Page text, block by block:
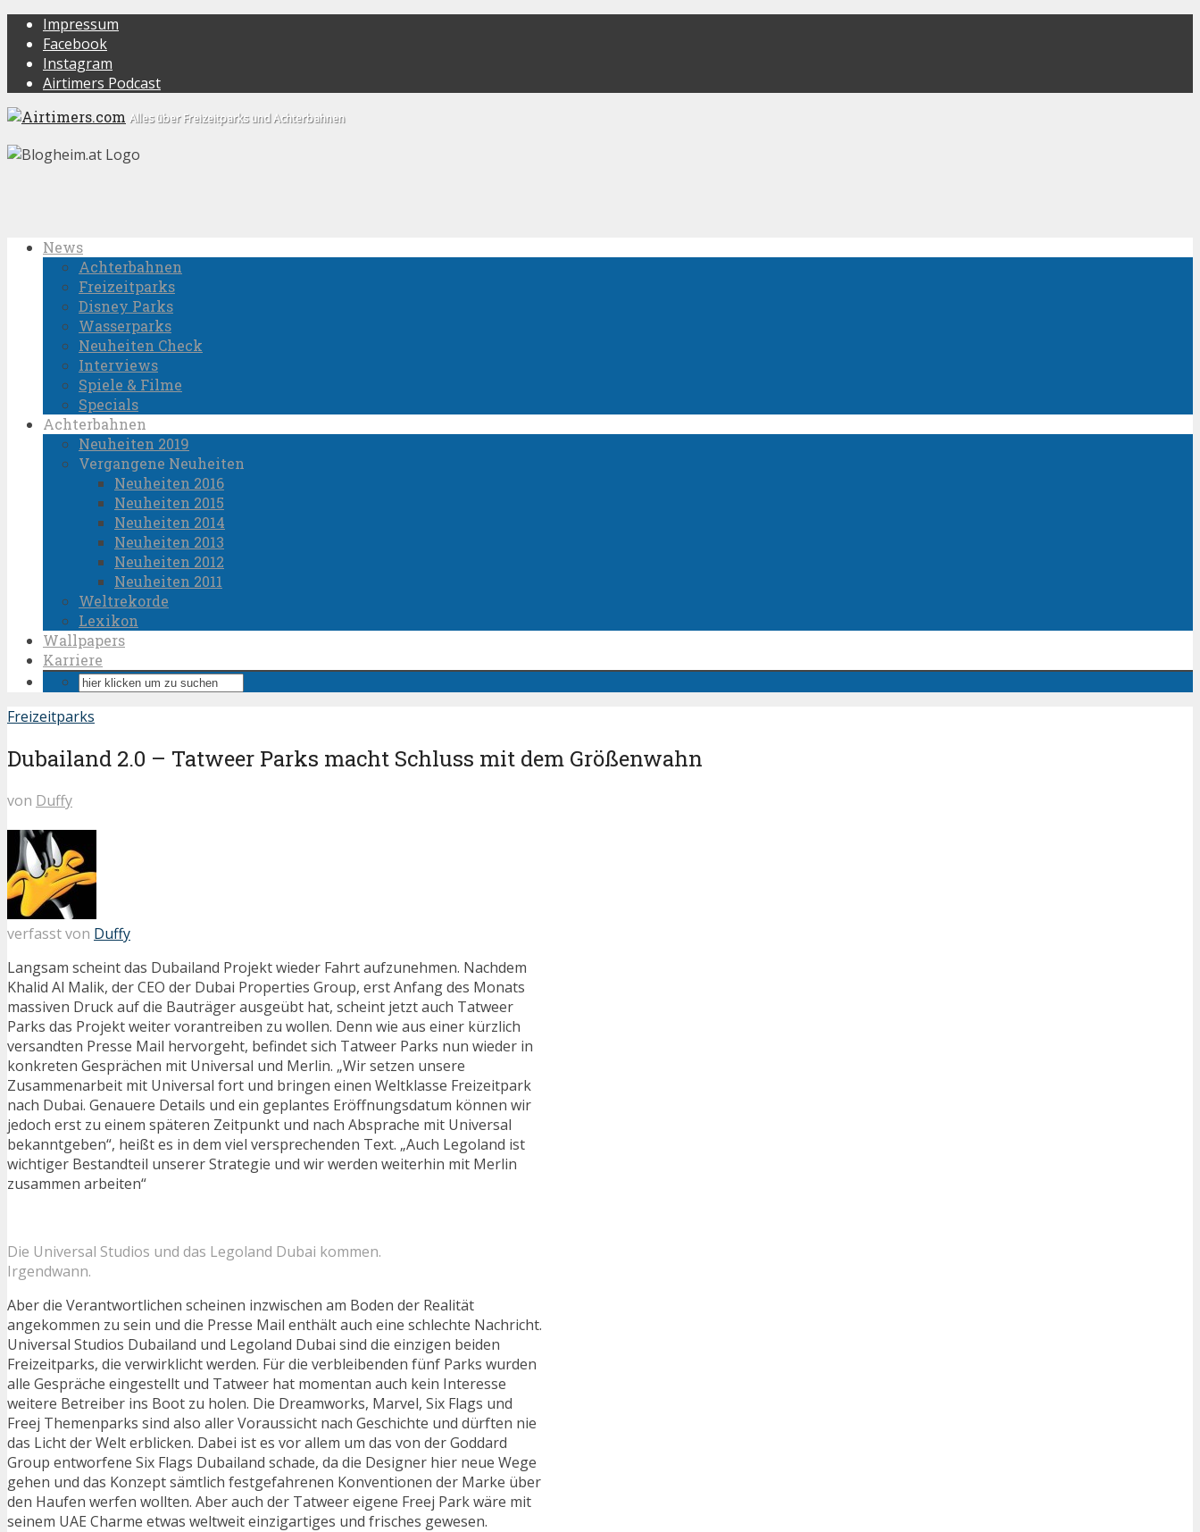
Impressum
Facebook
Instagram
Airtimers Podcast
Alles über Freizeitparks und Achterbahnen
News
Achterbahnen
Freizeitparks
Disney Parks
Wasserparks
Neuheiten Check
Interviews
Spiele & Filme
Specials
Achterbahnen
Neuheiten 2019
Vergangene Neuheiten
Neuheiten 2016
Neuheiten 2015
Neuheiten 2014
Neuheiten 2013
Neuheiten 2012
Neuheiten 2011
Weltrekorde
Lexikon
Wallpapers
Karriere
Freizeitparks
Dubailand 2.0 – Tatweer Parks macht Schluss mit dem Größenwahn
von Duffy
verfasst von Duffy
Langsam scheint das Dubailand Projekt wieder Fahrt aufzunehmen. Nachdem
Khalid Al Malik, der CEO der Dubai Properties Group, erst Anfang des Monats
massiven Druck auf die Bauträger ausgeübt hat, scheint jetzt auch Tatweer
Parks das Projekt weiter vorantreiben zu wollen. Denn wie aus einer kürzlich
versandten Presse Mail hervorgeht, befindet sich Tatweer Parks nun wieder in
konkreten Gesprächen mit Universal und Merlin. „Wir setzen unsere
Zusammenarbeit mit Universal fort und bringen einen Weltklasse Freizeitpark
nach Dubai. Genauere Details und ein geplantes Eröffnungsdatum können wir
jedoch erst zu einem späteren Zeitpunkt und nach Absprache mit Universal
bekanntgeben“, heißt es in dem viel versprechenden Text. „Auch Legoland ist
wichtiger Bestandteil unserer Strategie und wir werden weiterhin mit Merlin
zusammen arbeiten“
Die Universal Studios und das Legoland Dubai kommen.
Irgendwann.
Aber die Verantwortlichen scheinen inzwischen am Boden der Realität
angekommen zu sein und die Presse Mail enthält auch eine schlechte Nachricht.
Universal Studios Dubailand und Legoland Dubai sind die einzigen beiden
Freizeitparks, die verwirklicht werden. Für die verbleibenden fünf Parks wurden
alle Gespräche eingestellt und Tatweer hat momentan auch kein Interesse
weitere Betreiber ins Boot zu holen. Die Dreamworks, Marvel, Six Flags und
Freej Themenparks sind also aller Voraussicht nach Geschichte und dürften nie
das Licht der Welt erblicken. Dabei ist es vor allem um das von der Goddard
Group entworfene Six Flags Dubailand schade, da die Designer hier neue Wege
gehen und das Konzept sämtlich festgefahrenen Konventionen der Marke über
den Haufen werfen wollten. Aber auch der Tatweer eigene Freej Park wäre mit
seinem UAE Charme etwas weltweit einzigartiges und frisches gewesen.